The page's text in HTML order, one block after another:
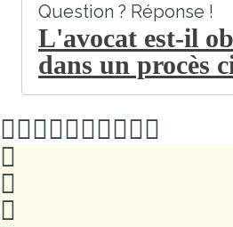
Question ? Réponse !
L'avocat est-il
dans un procès